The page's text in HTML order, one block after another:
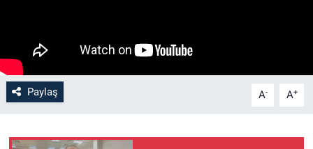
Paylaş A- A+